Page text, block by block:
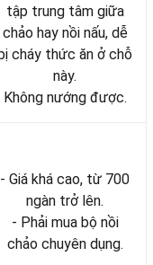
tập trung tâm giữa
chảo hay nồi nấu, dễ
cháy thức ăn ở chỗ
này.
Không nướng được.
- Giá khá cao, từ 700
ngàn trở lên.
- Phải mua bộ nồi
chảo chuyên dụng.